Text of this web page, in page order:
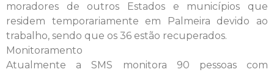
moradores de outros Estados e municípios que
residem temporariamente em Palmeira devido ao
trabalho, sendo que os 36 estão recuperados.
Monitoramento
Atualmente a SMS monitora 90 pessoas com